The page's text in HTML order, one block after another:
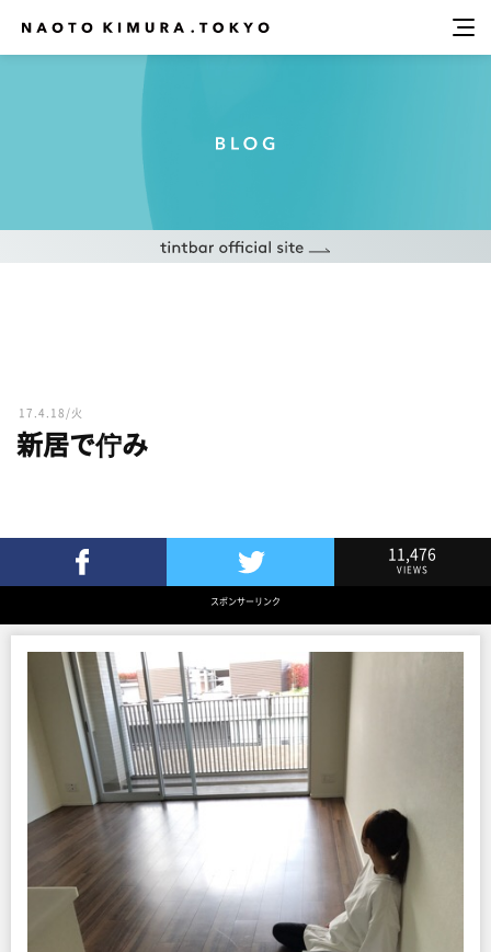
17.4.18/火
新居で佇み
Twitterでツイート
11,476
VIEWS
スポンサーリンク